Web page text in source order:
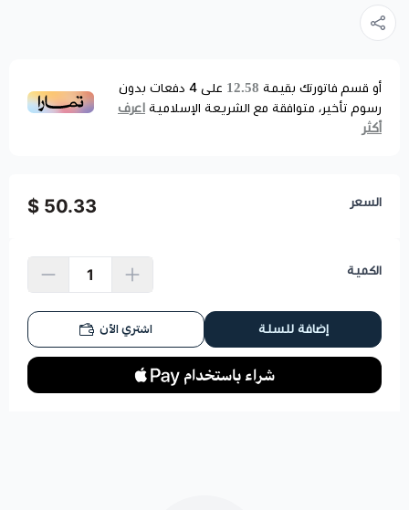
أو قسم فاتورتك بقيمة 12.58 على 4 دفعات بدون
رسوم تأخير، متوافقة مع الشريعة الإسلامية اعرف
أكثر
السعر 50.33 $
الكمية
إضافة للسلة اشتري الآن